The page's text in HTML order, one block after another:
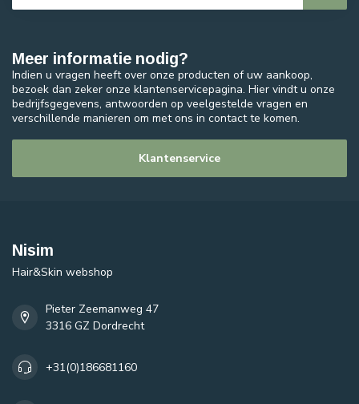
Meer informatie nodig?
Indien u vragen heeft over onze producten of uw aankoop,
bezoek dan zeker onze klantenservicepagina. Hier vindt u onze
bedrijfsgegevens, antwoorden op veelgestelde vragen en
verschillende manieren om met ons in contact te komen.
Klantenservice
Nisim
Hair&Skin webshop
Pieter Zeemanweg 47
3316 GZ Dordrecht
+31(0)186681160